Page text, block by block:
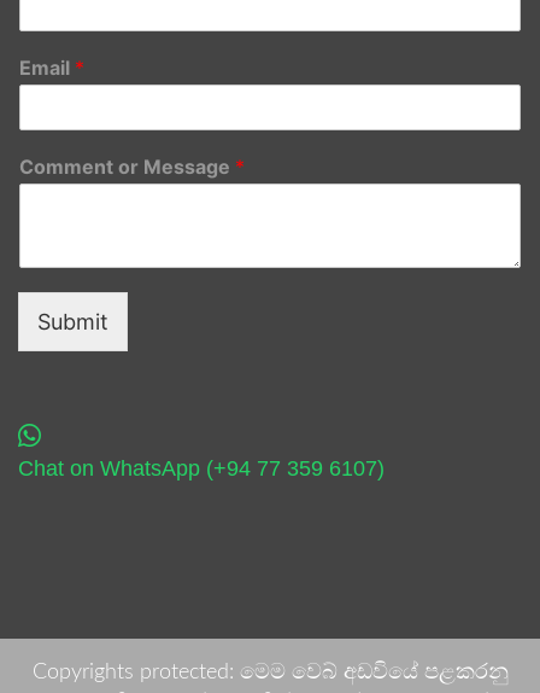
Email *
Comment or Message *
Submit
Chat on WhatsApp (+94 77 359 6107)
Copyrights protected: මෙම වෙබ් අඩවියේ පළකරනු